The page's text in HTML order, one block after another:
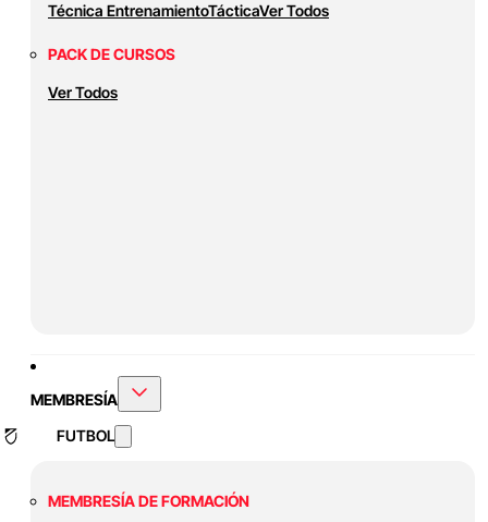
Técnica EntrenamientoTácticaVer Todos
PACK DE CURSOS
Ver Todos
MEMBRESÍA
FUTBOL
MEMBRESÍA DE FORMACIÓN